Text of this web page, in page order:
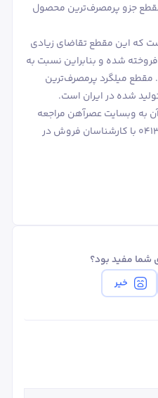
جزو پرمصرف‌ترین محصول
که این مقطع تقاضای زیادی
شده و بنابراین نسبت به
مقطع میلگرد پرمصرف‌ترین
شده در ایران است.
به وبسایت عصرآهن مراجعه
کنید و از طریق شماره 04133250280 با کارشناسان فروش در
شما مفید بود؟
خیر